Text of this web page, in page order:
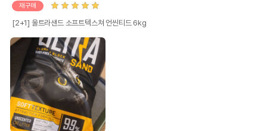
재구매
[2+1] 울트라샌드 소프트텍스쳐 언씬티드 6kg